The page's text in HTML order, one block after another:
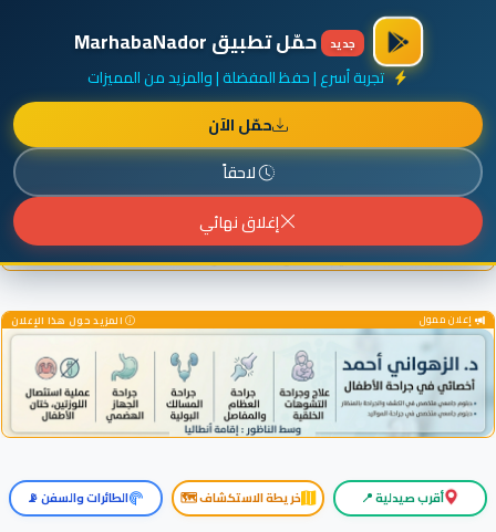
أضف نشاطك مجاناً
جديد حمّل تطبيق MarhabaNador
تجربة أسرع | حفظ المفضلة | والمزيد من المميزات
حمّل الآن
لاحقاً
إغلاق نهائي
إعلان ممول المزيد حول هذا الإعلان
إعلان ممول المزيد حول هذا الإعلان
أقرب صيدلية 📍 خريطة الاستكشاف 🗺️ الطائرات والسفن 📡